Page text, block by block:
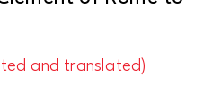
and translated)